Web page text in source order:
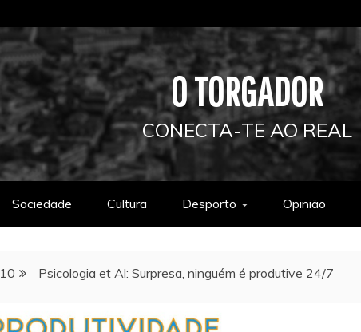
O TORGADOR
CONECTA-TE AO REAL
Sociedade Cultura Desporto Opinião
10 Psicologia et Al: Surpresa, ninguém é produtive 24/7